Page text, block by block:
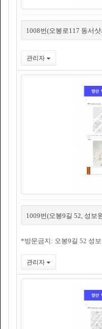
1008번(오봉로117 동서
관리자
1009번(오봉9길 52, 성보
*방문금지: 오봉9길 52 성
관리자